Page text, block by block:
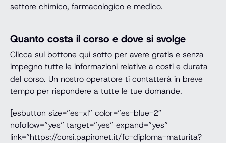
settore chimico, farmacologico e medico.
Quanto costa il corso e dove si svolge
Clicca sul bottone qui sotto per avere gratis e senza
impegno tutte le informazioni relative a costi e durata
del corso. Un nostro operatore ti contatterà in breve
tempo per rispondere a tutte le tue domande.
[esbutton size=”es-xl” color=”es-blue-2″
nofollow=”yes” target=”yes” expand=”yes”
link=”https://corsi.papironet.it/fc-diploma-maturita?